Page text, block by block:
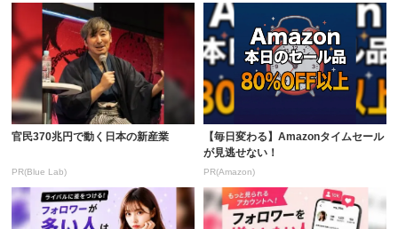
官民370兆円で動く日本の新産業
PR(Blue Lab)
【毎日変わる】Amazonタイムセール
が見逃せない！
PR(Amazon)